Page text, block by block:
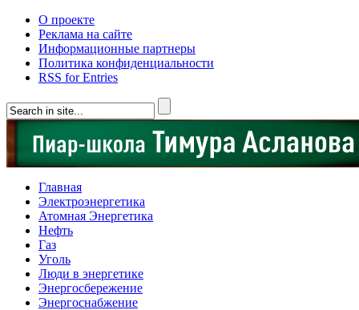
О проекте
Реклама на сайте
Информационные партнеры
Политика конфиденциальности
RSS for Entries
Главная
Электроэнергетика
Атомная Энергетика
Нефть
Газ
Уголь
Люди в энергетике
Энергосбережение
Энергоснабжение